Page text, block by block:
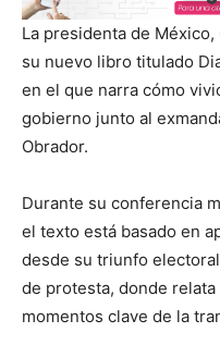
La presidenta de
su nuevo libro titulado
en el que narra cómo
gobierno junto al
Obrador.
Durante su conferencia
el texto está basado en
desde su triunfo
de protesta, donde
momentos clave de la